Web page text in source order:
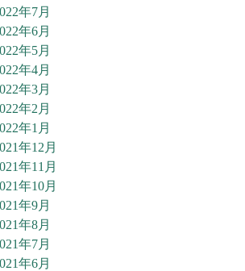
年7月
年6月
年5月
年4月
年3月
年2月
年1月
年12月
年11月
年10月
年9月
年8月
年7月
年6月